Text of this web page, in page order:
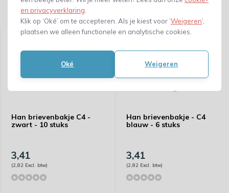
en privacyverklaring
Klik op ‘Oké’ om te accepteren. Als je kiest voor ‘Weigeren’,
plaatsen we alleen functionele en analytische cookies.
Oké Weigeren
Gerelateerde producten
Han brievenbakje C4 -
zwart - 10 stuks
3,41
(2,82 Excl. btw)
Han brievenbakje - C4
blauw - 6 stuks
3,41
(2,82 Excl. btw)